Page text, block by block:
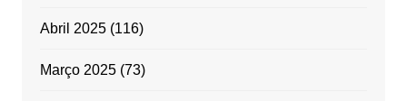
Abril 2025(116)
Março 2025(73)